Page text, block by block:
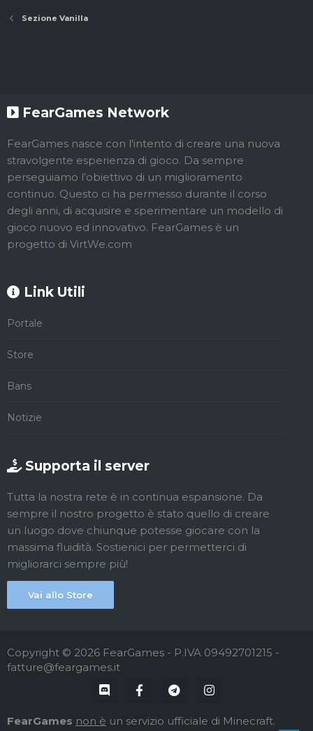
Sezione Vanilla
FearGames Network
FearGames nasce con l'intento di creare una nuova
stravolgente esperienza di gioco. Da sempre
perseguiamo l’obiettivo di un miglioramento
continuo. Questo ci ha permesso durante il corso
degli anni, di acquisire e sperimentare un modello di
gioco nuovo ed innovativo. FearGames è un
progetto di VirtWe.com
Link Utili
Portale
Store
Bans
Notizie
Supporta il server
Tutta la nostra rete è in continua espansione. Da
sempre il nostro progetto è stato quello di creare
un luogo dove chiunque potesse giocare con la
massima fluidità. Sostienici per permetterci di
migliorarci sempre più!
Vai allo Store
Copyright © 2026 FearGames - P.IVA 09492701215 -
fatture@feargames.it
FearGames non è un servizio ufficiale di Minecraft.